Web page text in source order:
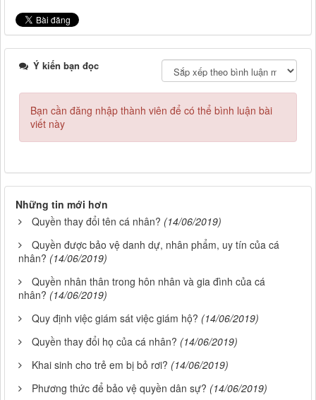
Ý kiến bạn đọc
Bạn cần đăng nhập thành viên để có thể bình luận bài
viết này
Những tin mới hơn
Quyền thay đổi tên cá nhân? (14/06/2019)
Quyền được bảo vệ danh dự, nhân phẩm, uy tín của cá
nhân? (14/06/2019)
Quyền nhân thân trong hôn nhân và gia đình của cá
nhân? (14/06/2019)
Quy định việc giám sát việc giám hộ? (14/06/2019)
Quyền thay đổi họ của cá nhân? (14/06/2019)
Khai sinh cho trẻ em bị bỏ rơi? (14/06/2019)
Phương thức để bảo vệ quyền dân sự? (14/06/2019)